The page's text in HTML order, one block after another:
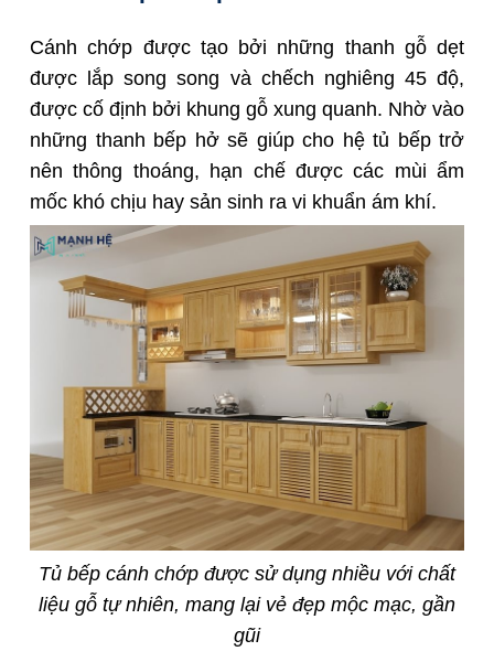
Cánh chớp được tạo bởi những thanh gỗ dẹt
được lắp song song và chếch nghiêng 45 độ,
được cố định bởi khung gỗ xung quanh. Nhờ vào
những thanh bếp hở sẽ giúp cho hệ tủ bếp trở
nên thông thoáng, hạn chế được các mùi ẩm
mốc khó chịu hay sản sinh ra vi khuẩn ám khí.
Tủ bếp cánh chớp được sử dụng nhiều với chất
liệu gỗ tự nhiên, mang lại vẻ đẹp mộc mạc, gần
gũi